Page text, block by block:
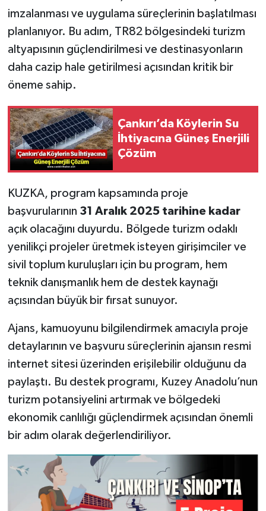
imzalanması ve uygulama süreçlerinin başlatılması
planlanıyor. Bu adım, TR82 bölgesindeki turizm
altyapısının güçlendirilmesi ve destinasyonların
daha cazip hale getirilmesi açısından kritik bir
öneme sahip.
Çankırı’da Köylerin Su
İhtiyacına Güneş Enerjili
Çözüm
KUZKA, program kapsamında proje
başvurularının 31 Aralık 2025 tarihine kadar
açık olacağını duyurdu. Bölgede turizm odaklı
yenilikçi projeler üretmek isteyen girişimciler ve
sivil toplum kuruluşları için bu program, hem
teknik danışmanlık hem de destek kaynağı
açısından büyük bir fırsat sunuyor.
Ajans, kamuoyunu bilgilendirmek amacıyla proje
detaylarının ve başvuru süreçlerinin ajansın resmi
internet sitesi üzerinden erişilebilir olduğunu da
paylaştı. Bu destek programı, Kuzey Anadolu’nun
turizm potansiyelini artırmak ve bölgedeki
ekonomik canlılığı güçlendirmek açısından önemli
bir adım olarak değerlendiriliyor.